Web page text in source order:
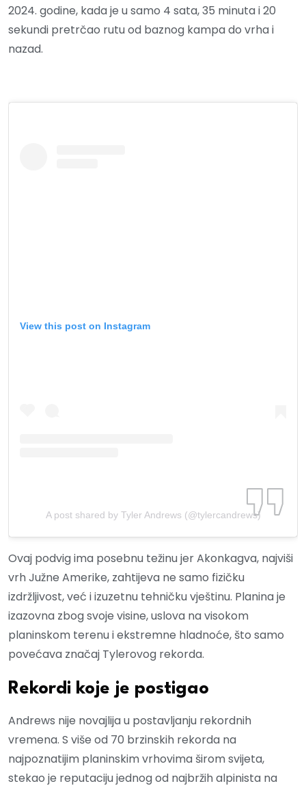
2024. godine, kada je u samo 4 sata, 35 minuta i 20
sekundi pretrčao rutu od baznog kampa do vrha i
nazad.
View this post on Instagram
A post shared by Tyler Andrews (@tylercandrews)
Ovaj podvig ima posebnu težinu jer Akonkagva, najviši
vrh Južne Amerike, zahtijeva ne samo fizičku
izdržljivost, već i izuzetnu tehničku vještinu. Planina je
izazovna zbog svoje visine, uslova na visokom
planinskom terenu i ekstremne hladnoće, što samo
povećava značaj Tylerovog rekorda.
Rekordi koje je postigao
Andrews nije novajlija u postavljanju rekordnih
vremena. S više od 70 brzinskih rekorda na
najpoznatijim planinskim vrhovima širom svijeta,
stekao je reputaciju jednog od najbržih alpinista na